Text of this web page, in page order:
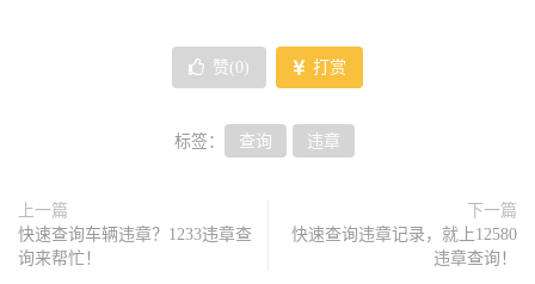
赞( 0 ) 打赏
标签： 查询 违章
上一篇
快速查询车辆违章？1233违章查
询来帮忙！
下一篇
快速查询违章记录，就上12580
违章查询！